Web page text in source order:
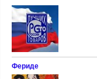
Фериде